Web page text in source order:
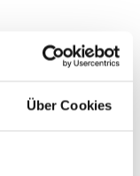
Über Cookies